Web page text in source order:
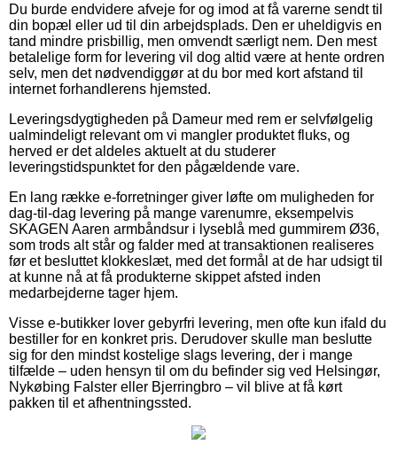
Du burde endvidere afveje for og imod at få varerne sendt til
din bopæl eller ud til din arbejdsplads. Den er uheldigvis en
tand mindre prisbillig, men omvendt særligt nem. Den mest
betalelige form for levering vil dog altid være at hente ordren
selv, men det nødvendiggør at du bor med kort afstand til
internet forhandlerens hjemsted.
Leveringsdygtigheden på Dameur med rem er selvfølgelig
ualmindeligt relevant om vi mangler produktet fluks, og
herved er det aldeles aktuelt at du studerer
leveringstidspunktet for den pågældende vare.
En lang række e-forretninger giver løfte om muligheden for
dag-til-dag levering på mange varenumre, eksempelvis
SKAGEN Aaren armbåndsur i lyseblå med gummirem Ø36,
som trods alt står og falder med at transaktionen realiseres
før et besluttet klokkeslæt, med det formål at de har udsigt til
at kunne nå at få produkterne skippet afsted inden
medarbejderne tager hjem.
Visse e-butikker lover gebyrfri levering, men ofte kun ifald du
bestiller for en konkret pris. Derudover skulle man beslutte
sig for den mindst kostelige slags levering, der i mange
tilfælde – uden hensyn til om du befinder sig ved Helsingør,
Nykøbing Falster eller Bjerringbro – vil blive at få kørt
pakken til et afhentningssted.